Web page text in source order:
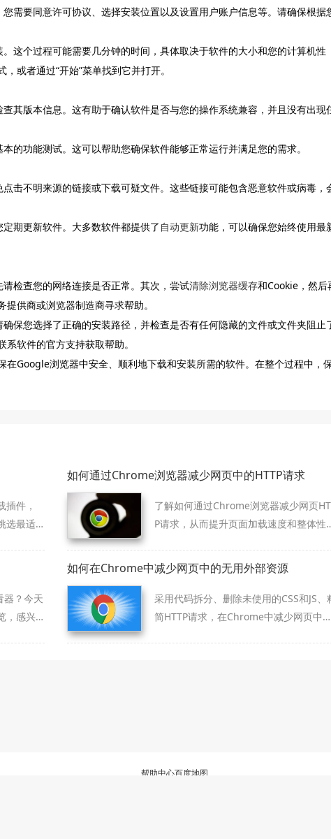
需要同意许可协议、选择安装位置以及设置用户账户信息等。请确保根据
这个过程可能需要几分钟的时间，具体取决于软件的大小和您的计算机性
或者通过“开始”菜单找到它并打开。
其版本信息。这有助于确认软件是否与您的操作系统兼容，并且没有出现
的功能测试。这可以帮助您确保软件能够正常运行并满足您的需求。
击不明来源的链接或下载可疑文件。这些链接可能包含恶意软件或病毒，
期更新软件。大多数软件都提供了 自动更新功能，可以确保您始终使用最
检查您的网络连接是否正常。其次，尝试清除浏览器缓存和Cookie，然后
供商或浏览器制造商寻求帮助。
保您选择了正确的安装路径，并检查是否有任何隐藏的文件或文件夹阻止
软件的官方支持获取帮助。
Google浏览器中安全、顺利地下载和安装所需的软件。在整个过程中，
插件，
选最适
如何通过Chrome浏览器减少网页中的HTTP请求
了解如何通过Chrome浏览器减少网页
P请求，从而提升页面加载速度和整体性
器？今天
，感兴
如何在Chrome中减少网页中的无用外部资源
采用代码拆分、删除未使用的CSS和JS、
简HTTP请求，在Chrome中减少网页中的
帮助中心百度地图